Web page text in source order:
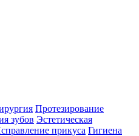
Протезирование
зубов Эстетическая
прикуса Гигиена